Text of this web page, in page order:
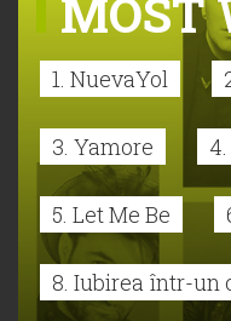
MOST
1. NuevaYol
3. Yamore
5. Let Me Be
8. Iubirea într-un